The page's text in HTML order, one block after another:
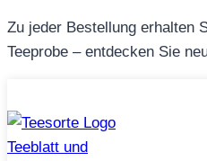
Zum
Inhalt
Zu jeder Bestellung erhalten
Teeprobe – entdecken Sie